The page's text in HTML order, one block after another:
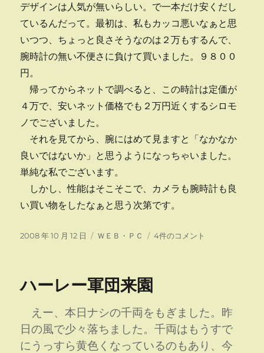
デザインは人気が無いらしい。で一本だけ安くだし
ているんだって。最初は、私もカッコ悪いなぁと思
いつつ、ちょっと良さそうなのは２万もするんで、
腕時計の無い不便さに負けて買いました。９８００
円。
帰ってからネットで調べると、この時計は定価が
４万で、安いネット価格でも２万円近くするシロモ
ノでございました。
それを見てから、腕にはめて見ますと「なかなか
良いではないか」と思うようになっちゃいました。
単純な私でございます。
しかし、性能はそこそこで、カメラも腕時計も良
い買い物をしたなぁと思う次第です。
投
2008 年 10 月 12 日
カ
ー
ＷＥＢ・ＰＣ
カ
計
へ
の
4件のコメント
ハーレー軍団来園
えー、本日ナシの千両をもぎました。昨
日の風で少々落ちました。千両はもうすで
にうっすら黄色くなっているのもあり、今